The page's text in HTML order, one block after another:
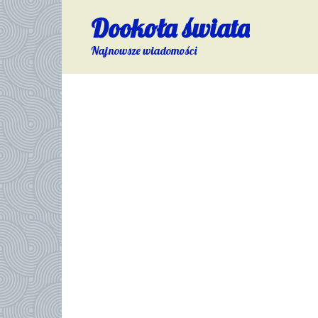
Skip
to
content
Dookoła świata
Najnowsze wiadomości